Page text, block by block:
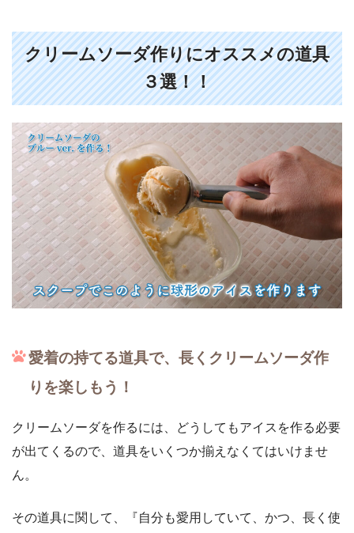
クリームソーダ作りにオススメの道具
３選！！
愛着の持てる道具で、長くクリームソーダ作
りを楽しもう！
クリームソーダを作るには、どうしてもアイスを作る必要
が出てくるので、道具をいくつか揃えなくてはいけませ
ん。
その道具に関して、『自分も愛用していて、かつ、長く使